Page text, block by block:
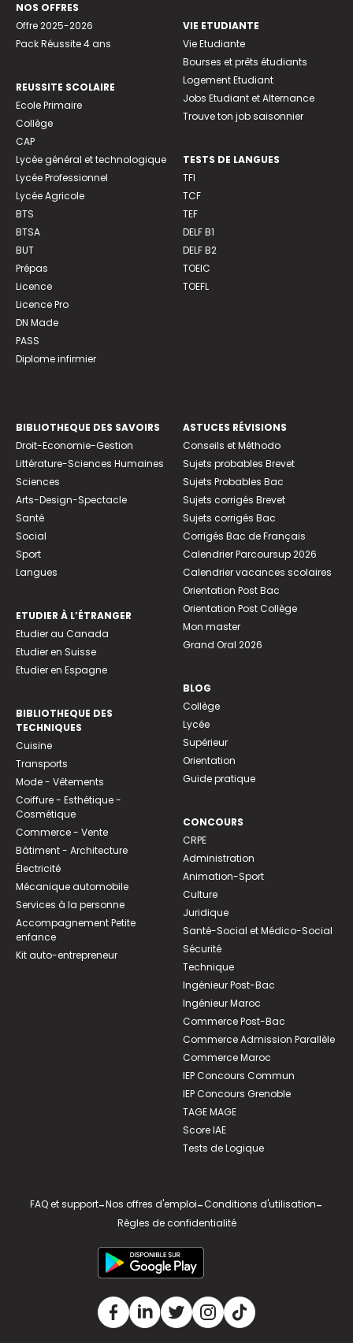
NOS OFFRES
Offre 2025-2026
Pack Réussite 4 ans
REUSSITE SCOLAIRE
Ecole Primaire
Collège
CAP
Lycée général et technologique
Lycée Professionnel
Lycée Agricole
BTS
BTSA
BUT
Prépas
Licence
Licence Pro
DN Made
PASS
Diplome infirmier
VIE ETUDIANTE
Vie Etudiante
Bourses et prêts étudiants
Logement Etudiant
Jobs Etudiant et Alternance
Trouve ton job saisonnier
TESTS DE LANGUES
TFI
TCF
TEF
DELF B1
DELF B2
TOEIC
TOEFL
BIBLIOTHEQUE DES SAVOIRS
Droit-Economie-Gestion
Littérature-Sciences Humaines
Sciences
Arts-Design-Spectacle
Santé
Social
Sport
Langues
ETUDIER À L’ÉTRANGER
Etudier au Canada
Etudier en Suisse
Etudier en Espagne
BIBLIOTHEQUE DES
TECHNIQUES
Cuisine
Transports
Mode - Vêtements
Coiffure - Esthétique -
Cosmétique
Commerce - Vente
Bâtiment - Architecture
Électricité
Mécanique automobile
Services à la personne
Accompagnement Petite
enfance
Kit auto-entrepreneur
ASTUCES RÉVISIONS
Conseils et Méthodo
Sujets probables Brevet
Sujets Probables Bac
Sujets corrigés Brevet
Sujets corrigés Bac
Corrigés Bac de Français
Calendrier Parcoursup 2026
Calendrier vacances scolaires
Orientation Post Bac
Orientation Post Collège
Mon master
Grand Oral 2026
BLOG
Collège
Lycée
Supérieur
Orientation
Guide pratique
CONCOURS
CRPE
Administration
Animation-Sport
Culture
Juridique
Santé-Social et Médico-Social
Sécurité
Technique
Ingénieur Post-Bac
Ingénieur Maroc
Commerce Post-Bac
Commerce Admission Parallèle
Commerce Maroc
IEP Concours Commun
IEP Concours Grenoble
TAGE MAGE
Score IAE
Tests de Logique
FAQ et support-Nos offres d'emploi-Conditions d'utilisation-
Règles de confidentialité